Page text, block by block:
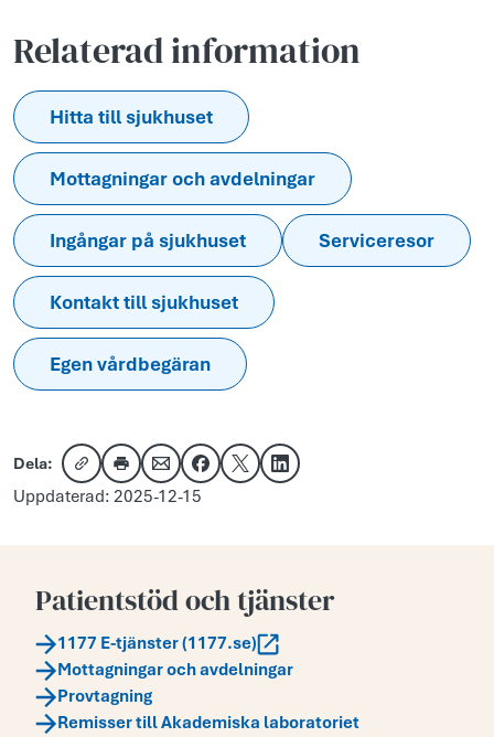
Relaterad information
Hitta till sjukhuset
Mottagningar och avdelningar
Ingångar på sjukhuset Serviceresor
Kontakt till sjukhuset
Egen vårdbegäran
Dela:
Kopiera länk
Skriv utDela via e-post
Dela på Facebook
Dela på XDela på LinkedIn
Uppdaterad: 2025-12-15
Patientstöd och tjänster
1177 E-tjänster (1177.se)
Mottagningar och avdelningar
Provtagning
Remisser till Akademiska laboratoriet